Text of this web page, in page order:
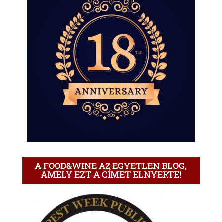
A FOOD&WINE AZ EGYETLEN BLOG,
AMELY EZT A CÍMET ELNYERTE!